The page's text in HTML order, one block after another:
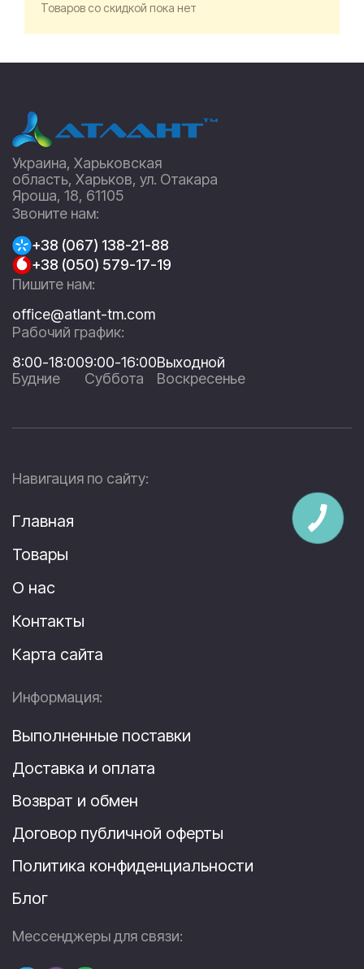
Товаров со скидкой пока нет
Украина, Харьковская
область, Харьков, ул. Отакара
Яроша, 18, 61105
Звоните нам:
+38 (067) 138-21-88
+38 (050) 579-17-19
Пишите нам:
office@atlant-tm.com
Рабочий график:
8:00-18:00
Будние
9:00-16:00
Суббота
Выходной
Воскресенье
Навигация по сайту:
Главная
Товары
О нас
Контакты
Карта сайта
Информация:
Выполненные поставки
Доставка и оплата
Возврат и обмен
Договор публичной оферты
Политика конфиденциальности
Блог
Мессенджеры для связи: